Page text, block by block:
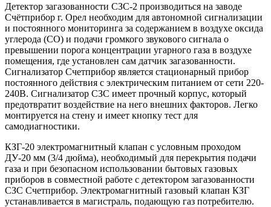
Детектор загазованности СЗС-2 производиться на заводе
Счётприбор г. Орел необходим для автономной сигнализации
и постоянного мониторинга за содержанием в воздухе оксида
углерода (СО) и подачи громкого звукового сигнала о
превышении порога концентрации угарного газа в воздухе
помещения, где установлен сам датчик загазованности.
Сигнализатор Счетприбор является стационарный прибор
постоянного действия с электрическим питанием от сети 220-
240В. Сигнализатор СЗС имеет прочный корпус, который
предотвратит воздействие на него внешних факторов. Легко
монтируется на стену и имеет кнопку тест для
самодиагностики.
КЗГ-20 электромагнитный клапан с условным проходом
ДУ-20 мм (3/4 дюйма), необходимый для перекрытия подачи
газа и при безопасном использовании бытовых газовых
приборов в совместной работе с детектором загазованности
СЗС Счетприбор. Электромагнитный газовый клапан КЗГ
устанавливается в магистраль, подающую газ потребителю.